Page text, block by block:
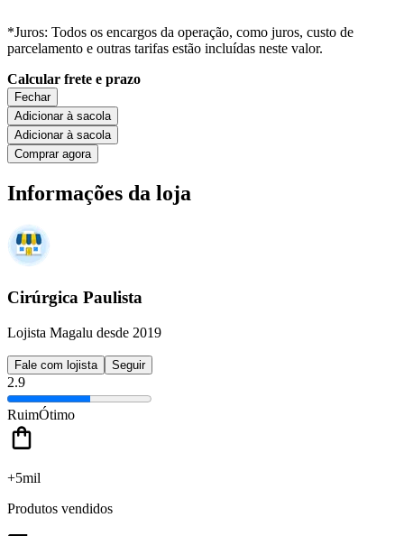
*Juros: Todos os encargos da operação, como juros, custo de
parcelamento e outras tarifas estão incluídas neste valor.
Calcular frete e prazo
Fechar
Adicionar à sacola
Adicionar à sacola
Comprar agora
Informações da loja
Cirúrgica Paulista
Lojista Magalu desde 2019
Fale com lojista Seguir
2.9
RuimÓtimo
+5mil
Produtos vendidos